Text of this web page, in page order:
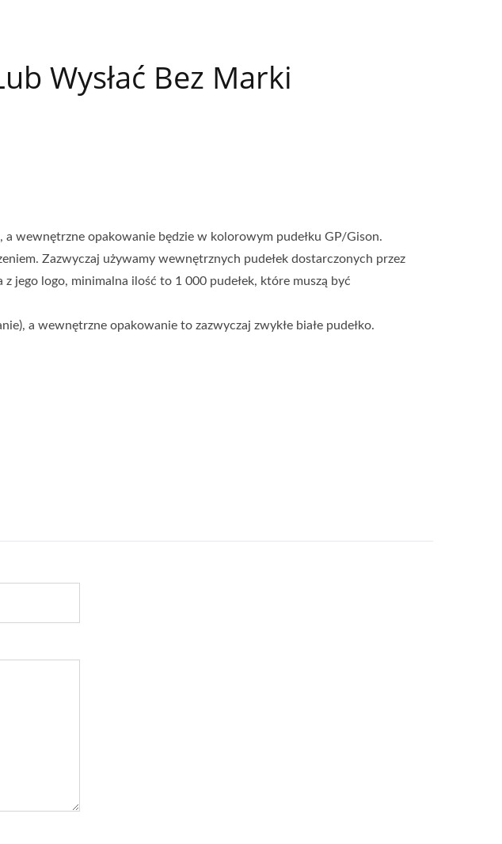
Wysłać Bez Marki
a wewnętrzne opakowanie będzie w kolorowym pudełku GP/Gison.
Zazwyczaj używamy wewnętrznych pudełek dostarczonych przez
jego logo, minimalna ilość to 1 000 pudełek, które muszą być
a wewnętrzne opakowanie to zazwyczaj zwykłe białe pudełko.